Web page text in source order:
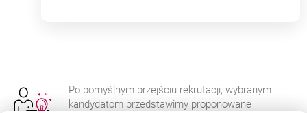
Po pomyślnym przejściu rekrutacji, wybranym
kandydatom przedstawimy proponowane